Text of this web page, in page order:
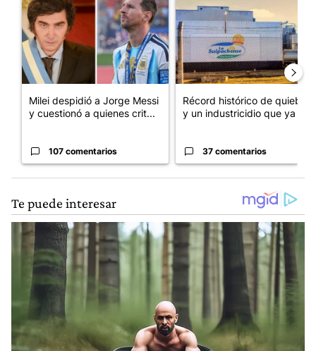
Milei despidió a Jorge Messi
y cuestionó a quienes crit...
107 comentarios
Récord histórico de quiebras
y un industricidio que ya ...
37 comentarios